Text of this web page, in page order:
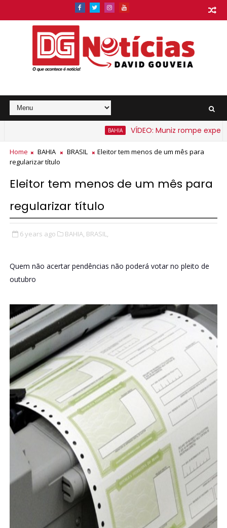
VÍDEO: Muniz rompe
na Bahia a partir de segunda-feira
Home BAHIA BRASIL
Eleitor tem menos de um mês para
regularizar título
Eleitor tem menos de um mês para
regularizar título
6 years ago BAHIA, BRASIL,
Quem não acertar pendências não poderá votar no pleito de
outubro